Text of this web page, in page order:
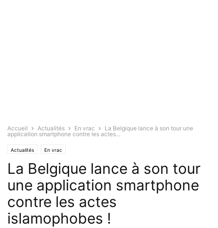
Accueil Actualités En vrac
La Belgique lance à son tour une
application smartphone contre les actes...
Actualités En vrac
La Belgique lance à son tour
une application smartphone
contre les actes
islamophobes !